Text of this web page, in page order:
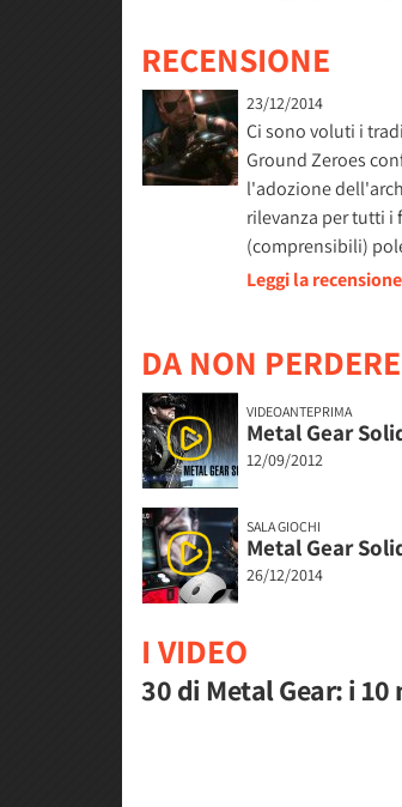
RECENSIONE
23/12/2014
Ci sono voluti i
Ground Zeroes
l'adozione
rilevanza per tutti i
(comprensibili)
Leggi la
DA NON PERDERE
VIDEOANTEPRIMA
Metal Gear
12/09/2012
SALA GIOCHI
Metal Gear
26/12/2014
I VIDEO
30 di Metal Gear: i